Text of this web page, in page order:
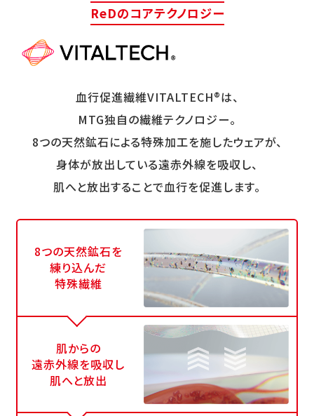
ReDのコアテクノロジー
血行促進繊維VITALTECH®は、
MTG独自の繊維テクノロジー。
8つの天然鉱石による特殊加工を施したウェアが、
身体が放出している遠赤外線を吸収し、
肌へと放出することで血行を促進します。
8つの天然鉱石を
練り込んだ
特殊繊維
肌からの
遠赤外線を吸収し
肌へと放出